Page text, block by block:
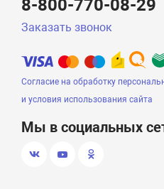
8-800-770-08-29
Заказать звонок
Согласие на обработку
и условия использования сайта
Мы в социальных